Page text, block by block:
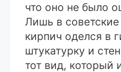
что оно не было
Лишь в
кирпич оделся в
штукатурку и
тот вид, который